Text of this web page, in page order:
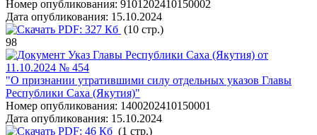
Номер опубликования: 9101202410150002
Дата опубликования: 15.10.2024
PDF: 327 Кб (10 стр.)
98
Указ Главы Республики Саха (Якутия) от
11.10.2024 № 454
"О признании утратившими силу отдельных указов Главы
Республики Саха (Якутия)"
Номер опубликования: 1400202410150001
Дата опубликования: 15.10.2024
PDF: 46 Кб (1 стр.)